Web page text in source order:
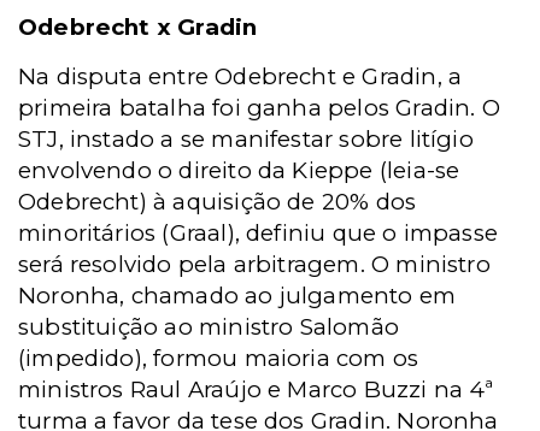
Odebrecht x Gradin
Na disputa entre Odebrecht e Gradin, a
primeira batalha foi ganha pelos Gradin. O
STJ, instado a se manifestar sobre litígio
envolvendo o direito da Kieppe (leia-se
Odebrecht) à aquisição de 20% dos
minoritários (Graal), definiu que o impasse
será resolvido pela arbitragem. O ministro
Noronha, chamado ao julgamento em
substituição ao ministro Salomão
(impedido), formou maioria com os
ministros Raul Araújo e Marco Buzzi na 4ª
turma a favor da tese dos Gradin. Noronha